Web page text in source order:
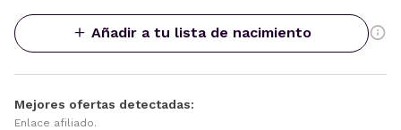
Añadir a tu lista de nacimiento
Mejores ofertas detectadas:
Enlace afiliado.